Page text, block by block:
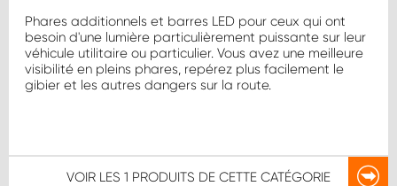
Phares additionnels et barres LED pour ceux qui ont
besoin d'une lumière particulièrement puissante sur leur
véhicule utilitaire ou particulier. Vous avez une meilleure
visibilité en pleins phares, repérez plus facilement le
gibier et les autres dangers sur la route.
VOIR LES 1 PRODUITS DE CETTE CATÉGORIE